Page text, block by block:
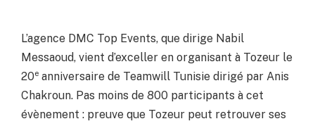
L’agence DMC Top Events, que dirige Nabil
Messaoud, vient d’exceller en organisant à Tozeur le
20e anniversaire de Teamwill Tunisie dirigé par Anis
Chakroun. Pas moins de 800 participants à cet
évènement : preuve que Tozeur peut retrouver ses